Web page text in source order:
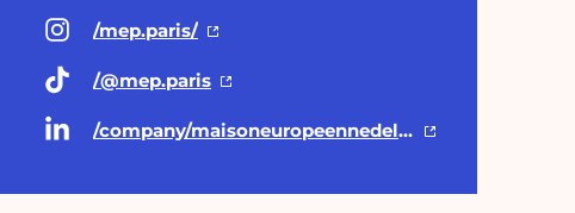
/mep.paris/
/@mep.paris
/company/maisoneuropeennedelaphotographie